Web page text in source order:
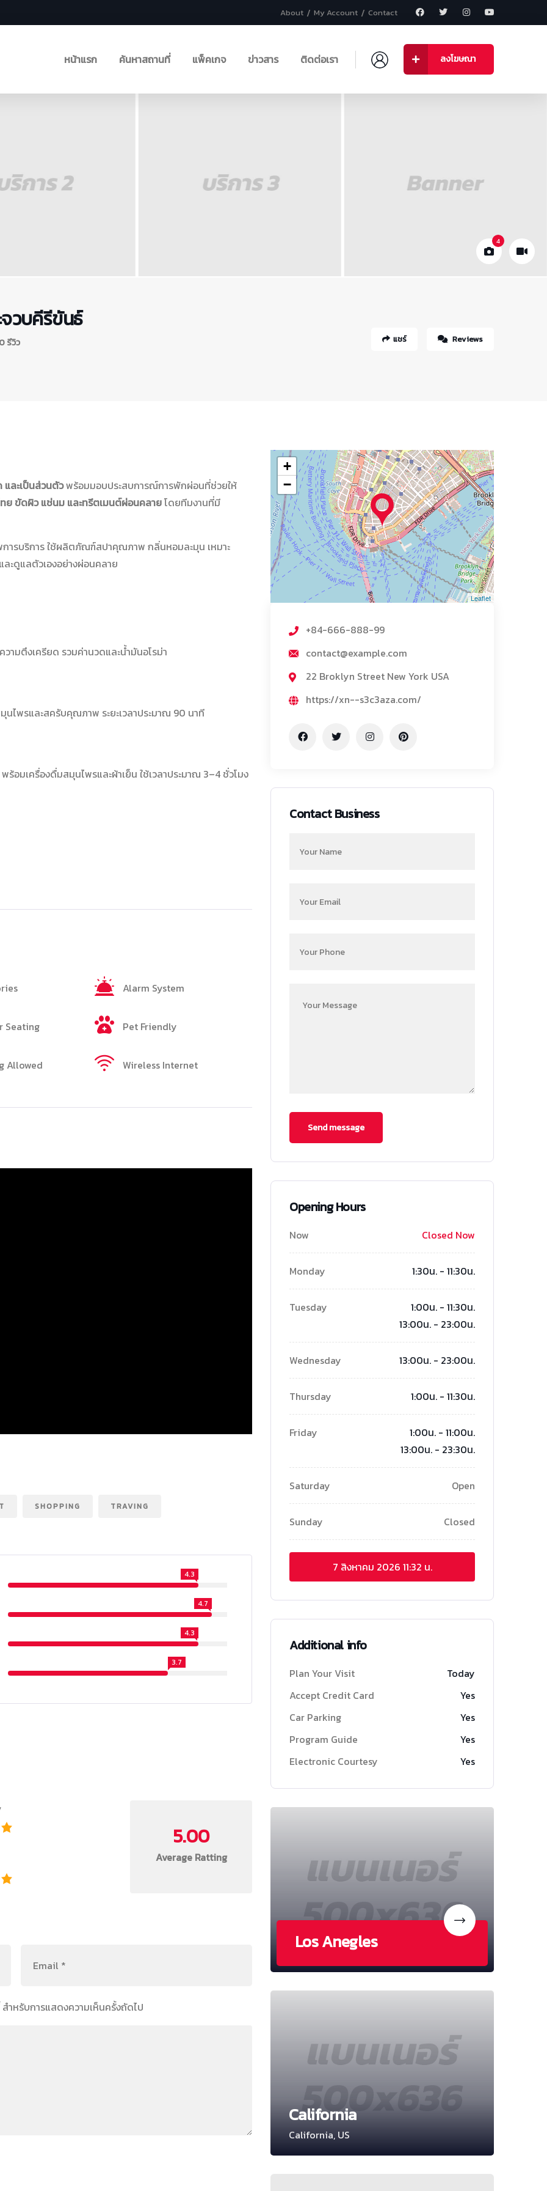
About My Account Contact
หน้าแรก ค้นหาสถานที่ แพ็คเกจ ข่าวสาร ติดต่อเรา ลงโฆษณา
4
วบคีรีขันธ์
รีวิว แชร์ Reviews
ละเป็นส่วนตัวพร้อมมอบประสบการณ์การพักผ่อนที่ช่วยให้
ย ขัดผิว แช่นม และทรีตเมนต์ผ่อนคลายโดยทีมงานที่มี
การบริการ ใช้ผลิตภัณฑ์สปาคุณภาพ กลิ่นหอมละมุน เหมาะ
ะดูแลตัวเองอย่างผ่อนคลาย
ามตึงเครียด รวมค่านวดและน้ำมันอโรม่า
ไพรและสครับคุณภาพ ระยะเวลาประมาณ 90 นาที
อมเครื่องดื่มสมุนไพรและผ้าเย็น ใช้เวลาประมาณ 3–4 ชั่วโมง
Alarm System
Seating Pet Friendly
Allowed Wireless Internet
SHOPPING TRAVING
4.3
4.7
4.3
3.7
5.00
Average Ratting
ำหรับการแสดงความเห็นครั้งถัดไป
+
−
Leaflet
+84-666-888-99
contact@example.com
22 Broklyn Street New York USA
https://xn--s3c3aza.com/
Contact Business
Opening Hours
Now Closed Now
Monday 1:30น. - 11:30น.
Tuesday
1:00น. - 11:30น.
13:00น. - 23:00น.
Wednesday 13:00น. - 23:00น.
Thursday 1:00น. - 11:30น.
Friday
1:00น. - 11:00น.
13:00น. - 23:30น.
Saturday Open
Sunday Closed
7 สิงหาคม 2026 11:32 น.
Additional info
Plan Your Visit
Today
Accept Credit Card
Yes
Car Parking
Yes
Program Guide
Yes
Electronic Courtesy
Yes
Los Anegles
California
California, US